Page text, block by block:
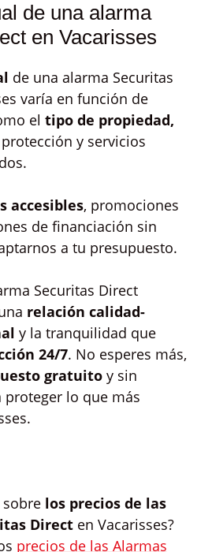
de una alarma
en Vacarisses
de una alarma Securitas
varía en función de
el tipo de propiedad,
y servicios
accesibles, promociones
de financiación sin
a tu presupuesto.
Securitas Direct
relación calidad-
y la tranquilidad que
24/7. No esperes más,
gratuito y sin
lo que más
sobre los precios de las
Direct en Vacarisses?
precios de las Alarmas